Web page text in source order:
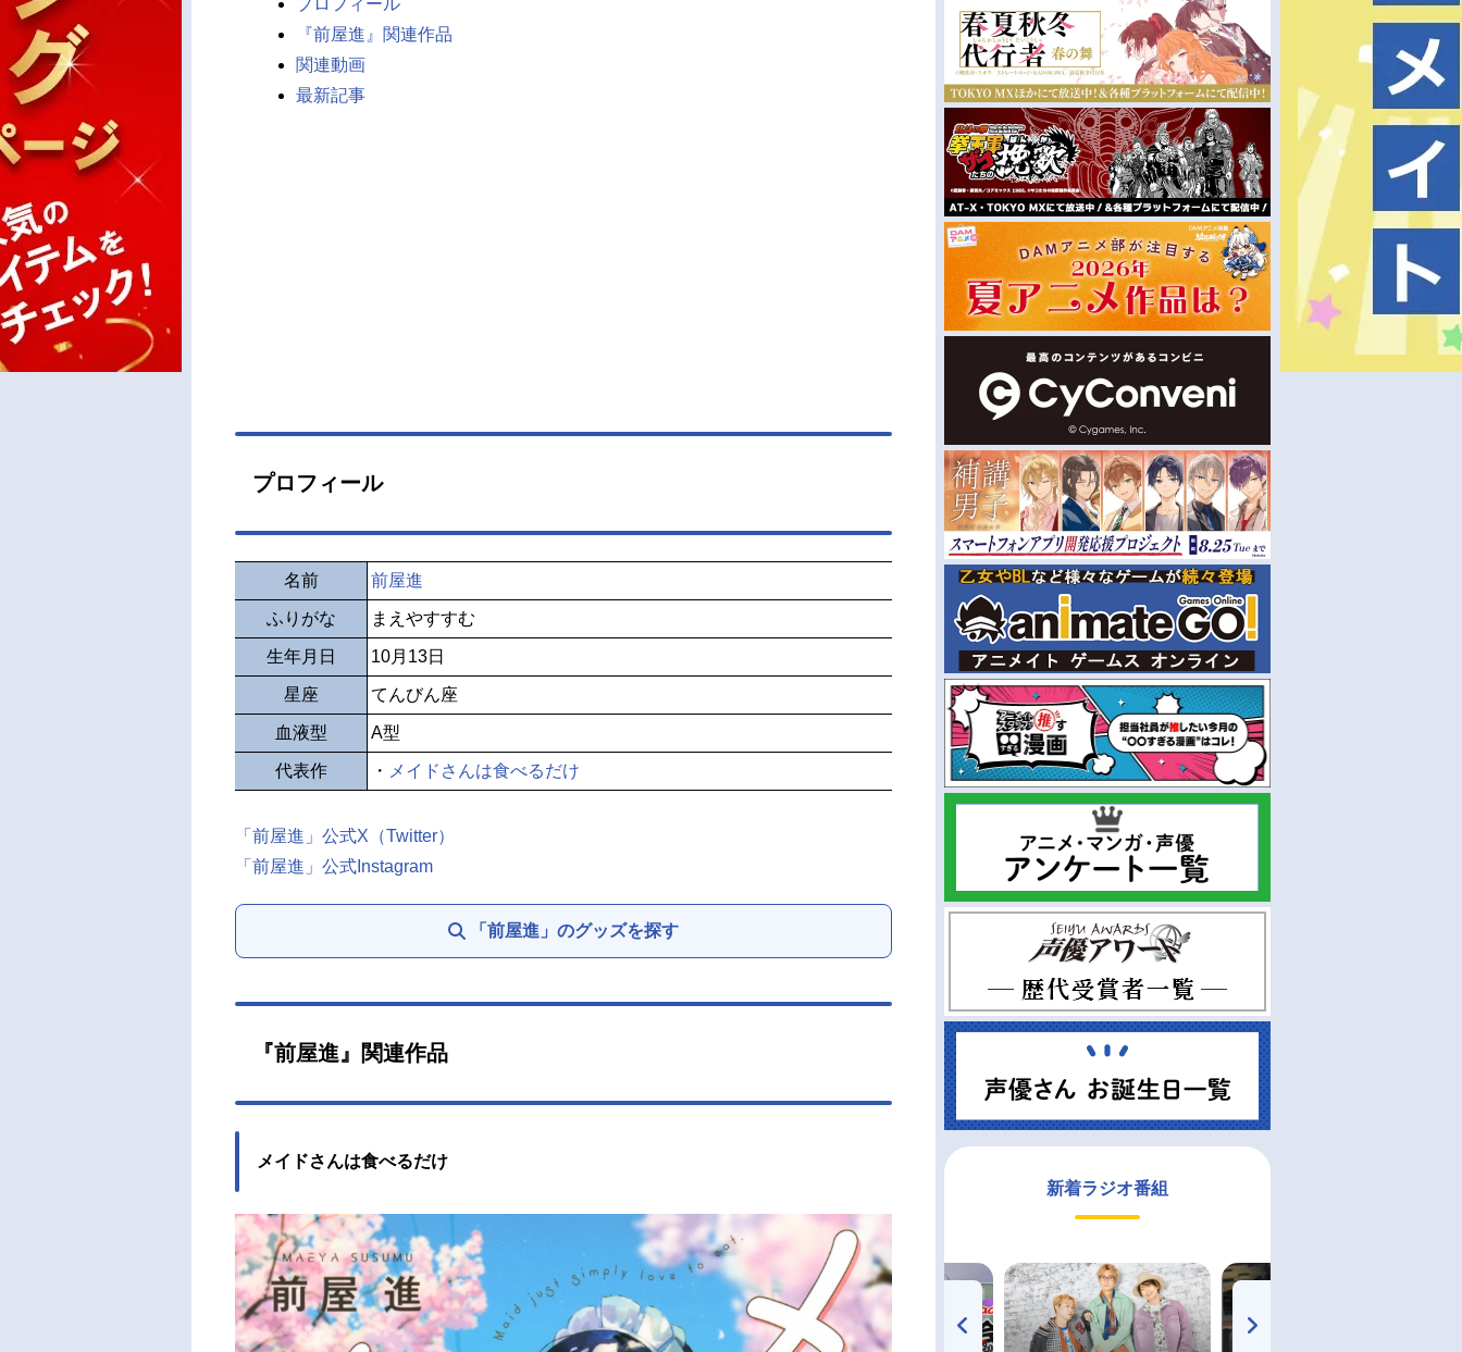
プロフィール
『前屋進』関連作品
関連動画
最新記事
プロフィール
名前 前屋進
ふりがな まえやすすむ
生年月日 10月13日
星座 てんびん座
血液型 A型
代表作 ・ メイドさんは食べるだけ
「前屋進」公式X（Twitter）
「前屋進」公式Instagram
「前屋進」のグッズを探す
『前屋進』関連作品
メイドさんは食べるだけ
新着ラジオ番組